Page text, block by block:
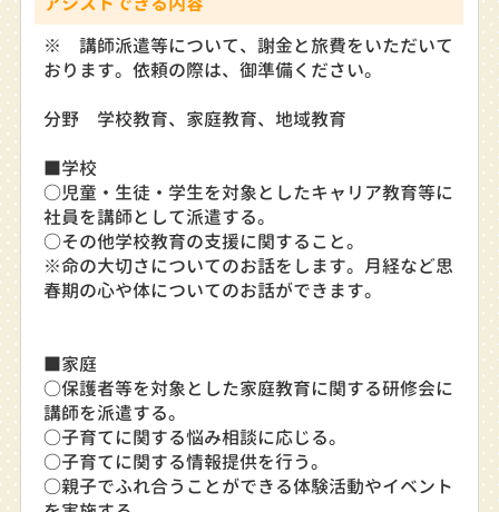
※ 講師派遣等について、謝金と旅費をいただいて
おります。依頼の際は、御準備ください。
分野 学校教育、家庭教育、地域教育
■学校
○児童・生徒・学生を対象としたキャリア教育等に
社員を講師として派遣する。
○その他学校教育の支援に関すること。
※命の大切さについてのお話をします。月経など思
春期の心や体についてのお話ができます。
■家庭
○保護者等を対象とした家庭教育に関する研修会に
講師を派遣する。
○子育てに関する悩み相談に応じる。
○子育てに関する情報提供を行う。
○親子でふれ合うことができる体験活動やイベント